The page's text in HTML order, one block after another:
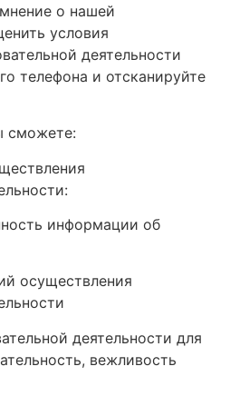
о нашей
условия
деятельности
телефона и отсканируйте
сможете:
информации об
осуществления
деятельности для
вежливость